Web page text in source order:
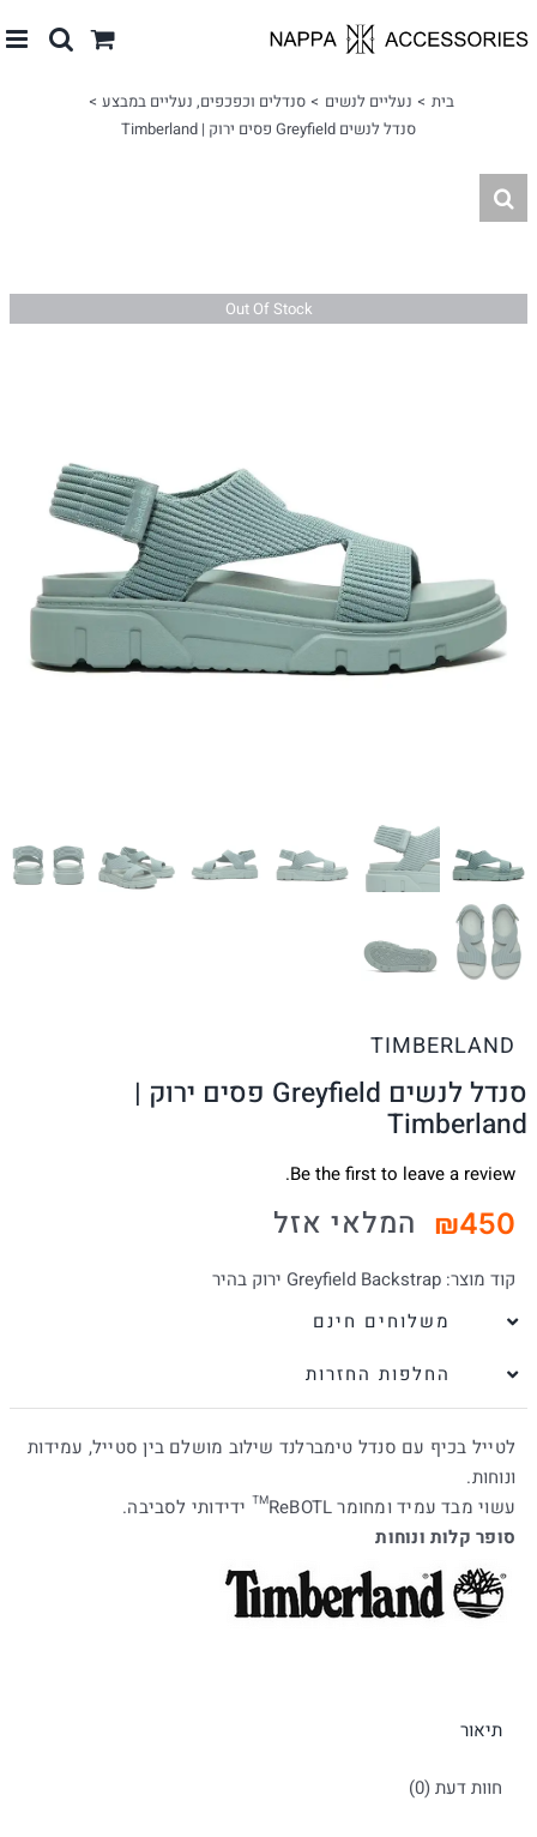
לתוכן
בית נעליים לנשים סנדלים וכפכפים נעליים במבצע
סנדל לנשים Greyfield פסים ירוק | Timberland
Out Of Stock
TIMBERLAND
סנדל לנשים Greyfield פסים ירוק |
Timberland
Be the first to leave a review.
₪450 המלאי אזל
קוד מוצר: Greyfield Backstrap ירוק בהיר
משלוחים חינם
החלפות החזרות
לטייל בכיף עם סנדל טימברלנד שילוב מושלם בין סטייל, עמידות
ונוחות.
עשוי מבד עמיד ומחומר ReBOTL™ ידידותי לסביבה.
סופר קלות ונוחות
תיאור
חוות דעת (0)